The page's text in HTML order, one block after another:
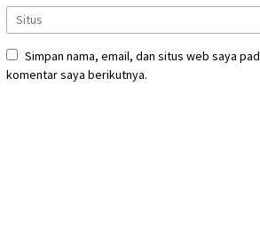
Simpan nama, email, dan situs web saya
komentar saya berikutnya.